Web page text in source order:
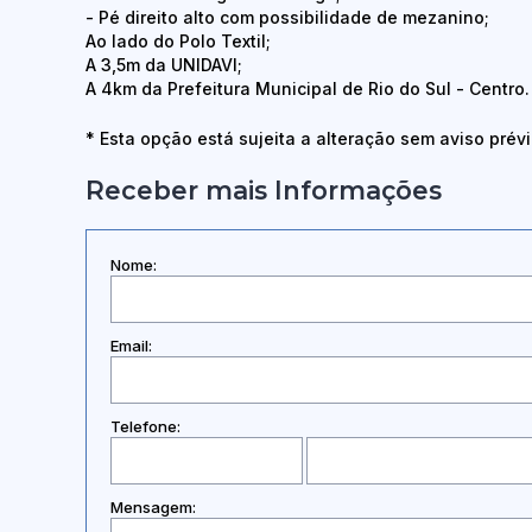
- Pé direito alto com possibilidade de mezanino;
Ao lado do Polo Textil;
A 3,5m da UNIDAVI;
A 4km da Prefeitura Municipal de Rio do Sul - Centro.
* Esta opção está sujeita a alteração sem aviso
Receber mais Informações
Nome:
Email:
Telefone:
Mensagem: